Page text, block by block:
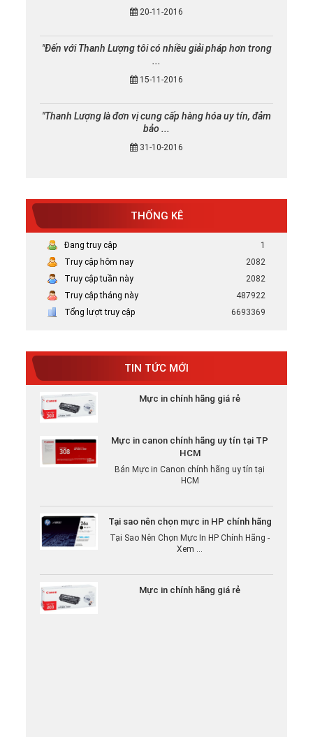
20-11-2016
"Đến với Thanh Lượng tôi có nhiều giải pháp hơn trong
...
15-11-2016
"Thanh Lượng là đơn vị cung cấp hàng hóa uy tín, đảm
bảo ...
31-10-2016
THỐNG KÊ
Đang truy cập
1
Truy cập hôm nay
2082
Truy cập tuần này
2082
Truy cập tháng này
487922
Tổng lượt truy cập
6693369
TIN TỨC MỚI
Mực in canon chính hãng uy tín tại TP
Xem ...
Mực in chính hãng giá rẻ
HCM
HCM
Xem ...
Mực in chính hãng giá rẻ